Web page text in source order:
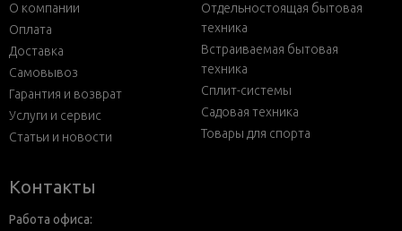
О компании
Оплата
Доставка
Самовывоз
Гарантия и возврат
Услуги и сервис
Статьи и новости
Отдельностоящая бытовая
техника
Встраиваемая бытовая
техника
Сплит-системы
Садовая техника
Товары для спорта
Контакты
Работа офиса: